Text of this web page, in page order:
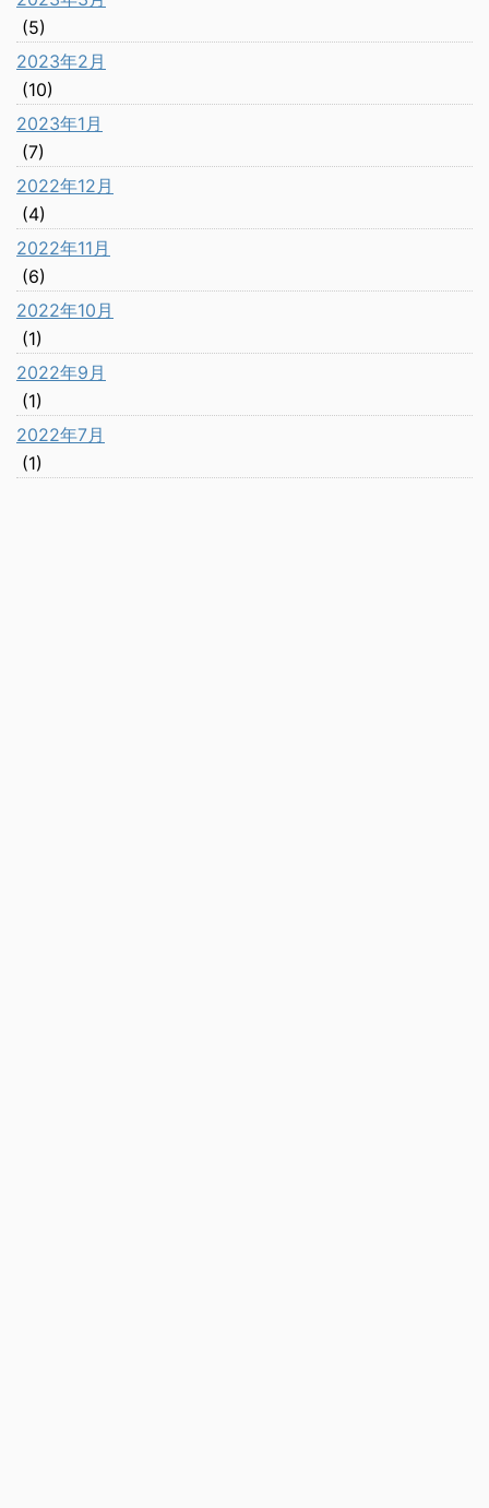
(5)
2023年2月
(10)
2023年1月
(7)
2022年12月
(4)
2022年11月
(6)
2022年10月
(1)
2022年9月
(1)
2022年7月
(1)